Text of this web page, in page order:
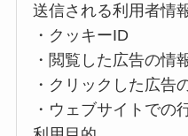
送信される利用者情
・クッキーID
・閲覧した広告の情
・クリックした広告
・ウェブサイトでの